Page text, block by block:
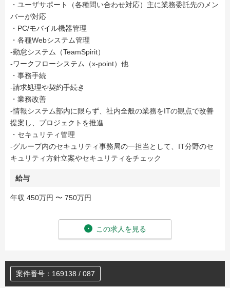
・ユーザサポート（各種問い合わせ対応）主に業務委託先のメン
バーが対応
・PC/モバイル機器管理
・各種Webシステム管理
-勤怠システム（TeamSpirit）
-ワークフローシステム（x-point）他
・事務手続
-請求処理や契約手続き
・業務改善
-情報システム部内に限らず、社内全般の業務をITの観点で改善
提案し、プロジェクトを推進
・セキュリティ管理
-グループ内のセキュリティ事務局の一担当として、IT分野のセ
キュリティ方針立案やセキュリティをチェック
給与
年収 450万円 〜 750万円
この求人を見る
案件番号：169138 / 087